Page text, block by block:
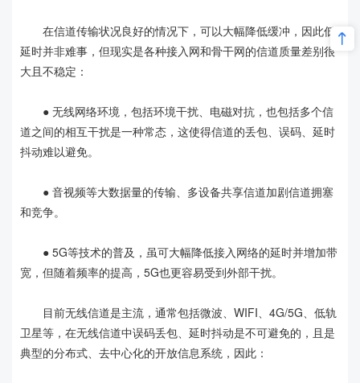
在信道传输状况良好的情况下，可以大幅降低缓冲，因此低
延时并非难事，但现实是各种接入网和骨干网的信道质量差别很
大且不稳定：
● 无线网络环境，包括环境干扰、电磁对抗，也包括多个信
道之间的相互干扰是一种常态，这使得信道的丢包、误码、延时
抖动难以避免。
● 音视频等大数据量的传输、多设备共享信道加剧信道拥塞
和竞争。
● 5G等技术的普及，虽可大幅降低接入网络的延时并增加带
宽，但随着频率的提高，5G也更容易受到外部干扰。
目前无线信道是主流，通常包括微波、WIFI、4G/5G、低轨
卫星等，在无线信道中误码丢包、延时抖动是不可避免的，且是
典型的分布式、去中心化的开放信息系统，因此：